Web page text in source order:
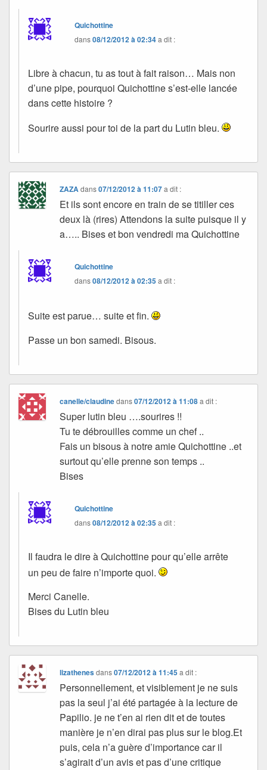
Quichottine
dans08/12/2012 à 02:34a dit :
Libre à chacun, tu as tout à fait raison… Mais non
d’une pipe, pourquoi Quichottine s’est-elle lancée
dans cette histoire ?
Sourire aussi pour toi de la part du Lutin bleu.
ZAZAdans07/12/2012 à 11:07 a dit :
Et ils sont encore en train de se titiller ces
deux là (rires) Attendons la suite puisque il y
a….. Bises et bon vendredi ma Quichottine
Quichottine
dans08/12/2012 à 02:35a dit :
Suite est parue… suite et fin.
Passe un bon samedi. Bisous.
canelle/claudinedans07/12/2012 à 11:08 a dit :
Super lutin bleu ….sourires !!
Tu te débrouilles comme un chef ..
Fais un bisous à notre amie Quichottine ..et
surtout qu’elle prenne son temps ..
Bises
Quichottine
dans08/12/2012 à 02:35a dit :
Il faudra le dire à Quichottine pour qu’elle arrête
un peu de faire n’importe quoi.
Merci Canelle.
Bises du Lutin bleu
lizathenesdans07/12/2012 à 11:45 a dit :
Personnellement, et visiblement je ne suis
pas la seul j’ai été partagée à la lecture de
Papilio. je ne t’en ai rien dit et de toutes
manière je n’en dirai pas plus sur le blog.Et
puis, cela n’a guère d’importance car il
s’agirait d’un avis et pas d’une critique